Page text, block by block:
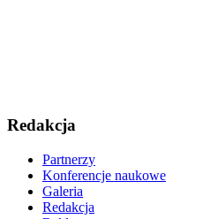
Redakcja
Partnerzy
Konferencje naukowe
Galeria
Redakcja